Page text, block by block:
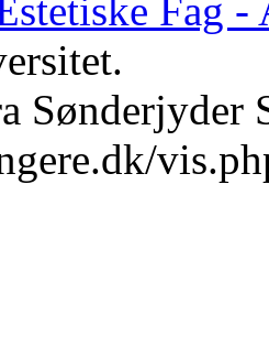
Fag -
Sønderjyder